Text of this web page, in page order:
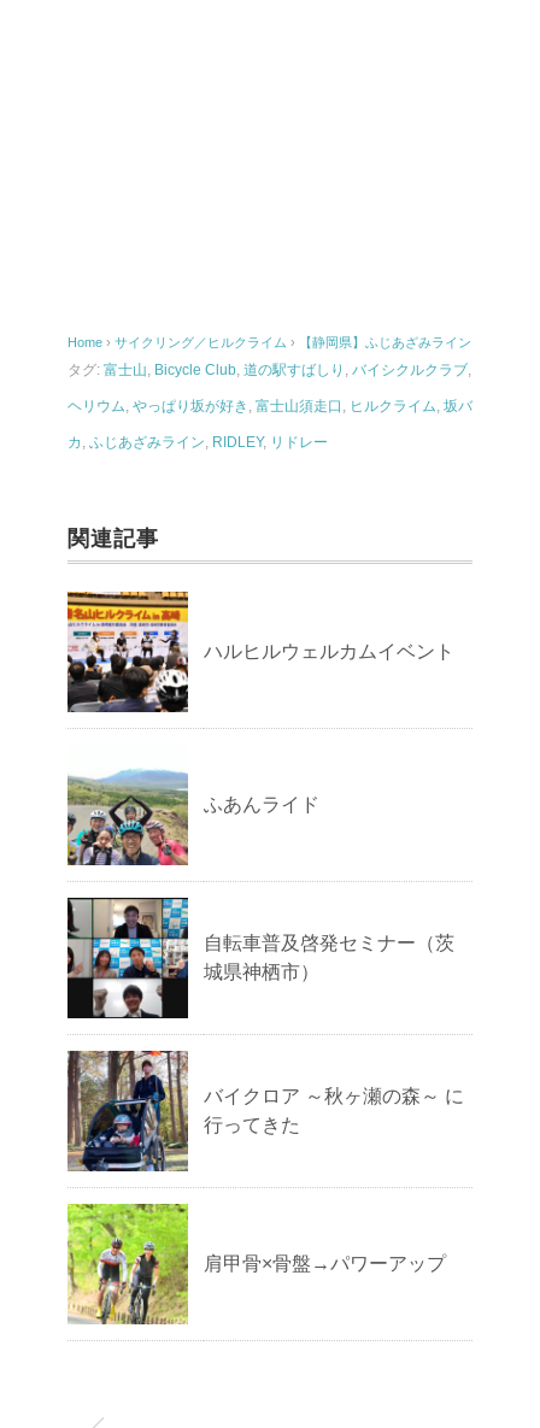
Home › サイクリング／ヒルクライム › 【静岡県】ふじあざみライン
タグ: 富士山, Bicycle Club, 道の駅すばしり , バイシクルクラブ,
ヘリウム, やっぱり坂が好き , 富士山須走口 , ヒルクライム, 坂バ
カ , ふじあざみライン, RIDLEY, リドレー
関連記事
ハルヒルウェルカムイベント
ふあんライド
自転車普及啓発セミナー（茨
城県神栖市）
バイクロア ～秋ヶ瀬の森～ に
行ってきた
肩甲骨×骨盤→パワーアップ